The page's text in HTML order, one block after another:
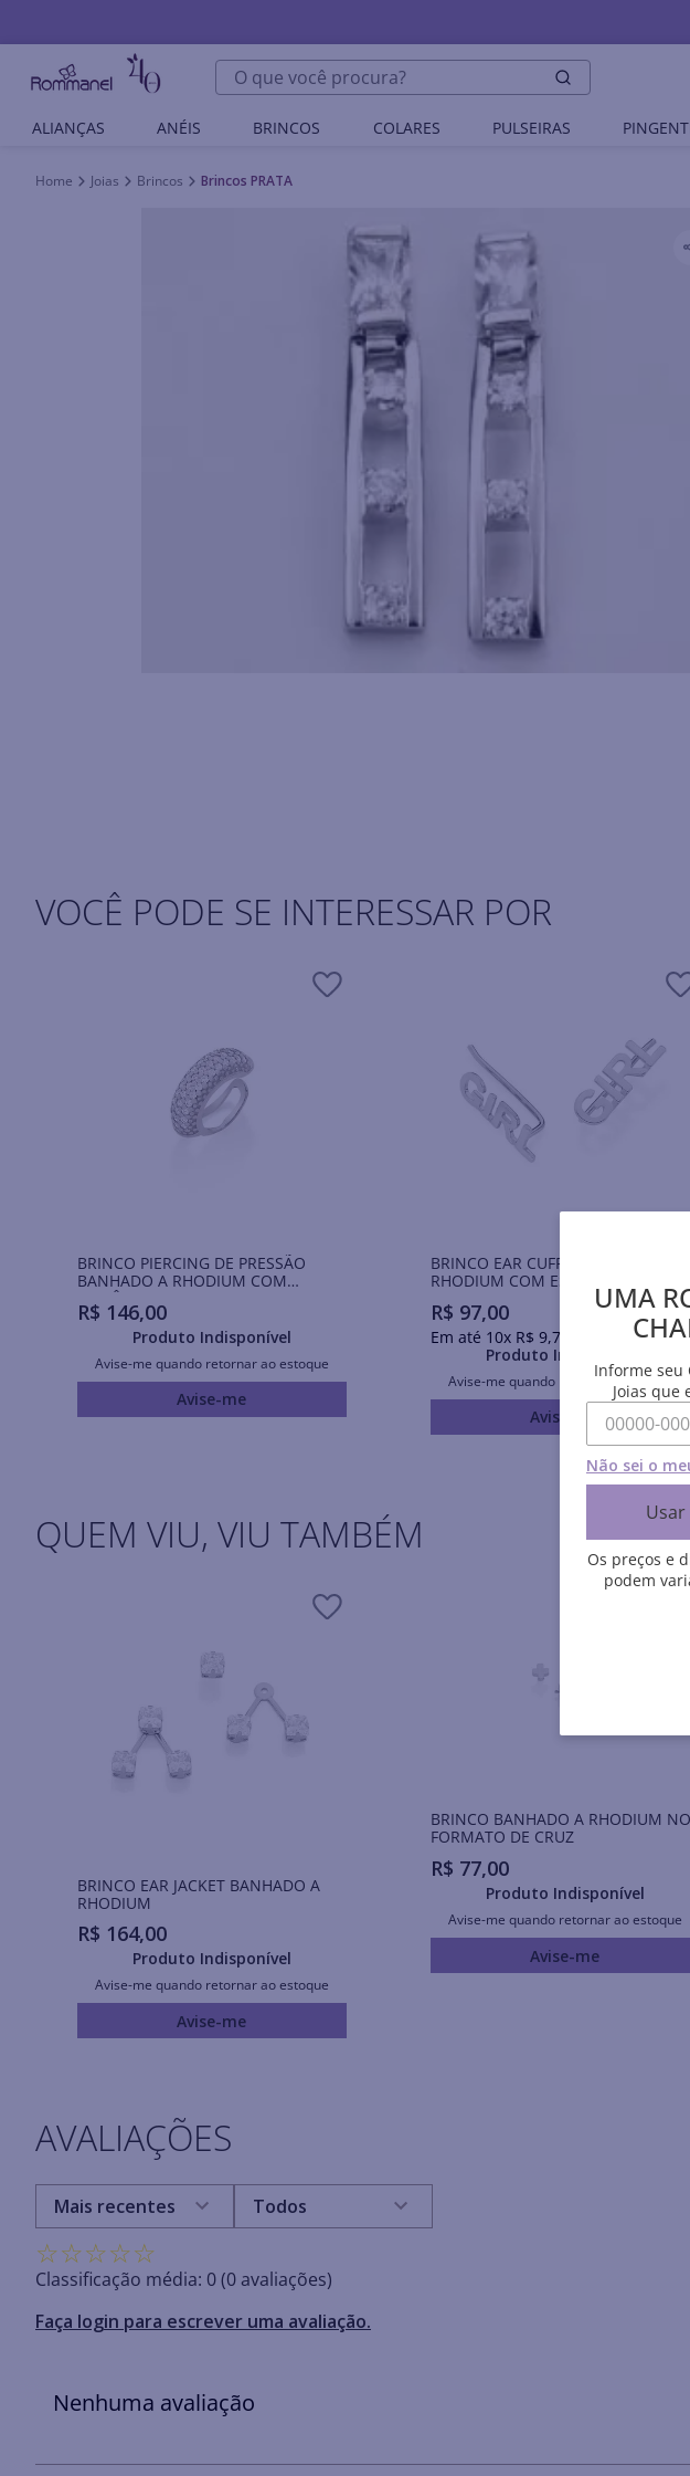
O que você procura?
ALIANÇAS ANÉIS BRINCOS COLARES PULSEIRAS
Joias Brincos Brincos PRATA
VOCÊ PODE SE INTERESSAR POR
BRINCO PIERCING DE PRESSÃO
BANHADO A RHODIUM COM
ZIRCÔNIAS
R$ 146,00
Produto Indisponível
Avise-me quando retornar ao estoque
Avise-me
BRINCO EAR CUFF BANHADO A
RHODIUM COM ESCRITA GIRL
R$ 97,00
Em até 10x R$ 9,70
sem juros
Produto Indisponível
Avise-me quando retornar ao estoque
Avise-me
QUEM VIU, VIU TAMBÉM
BRINCO EAR JACKET BANHADO A
RHODIUM
R$ 164,00
Produto Indisponível
Avise-me quando retornar ao estoque
Avise-me
BRINCO BANHADO A RHODIUM NO
FORMATO DE CRUZ
R$ 77,00
Produto Indisponível
Avise-me quando retornar ao estoque
Avise-me
AVALIAÇÕES
☆☆☆☆☆
Classificação média: 0(0 avaliações)
Faça login para escrever uma avaliação.
Mais recentes Todos
Nenhuma avaliação
UMA
Informe seu
Joias que
Não sei o
Os preços e
podem